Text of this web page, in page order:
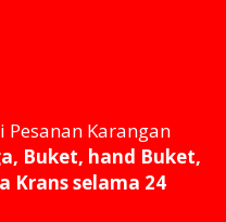
Karangan
Buket, hand Buket,
Krans selama 24